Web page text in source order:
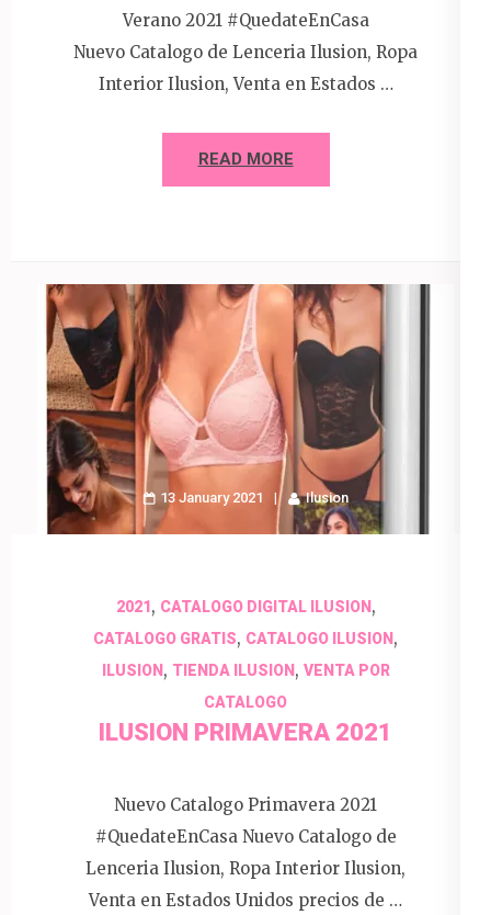
Verano 2021 #QuedateEnCasa
Nuevo Catalogo de Lenceria Ilusion, Ropa
Interior Ilusion, Venta en Estados …
READ MORE
13 January 2021 Ilusion
2021, CATALOGO DIGITAL ILUSION,
CATALOGO GRATIS, CATALOGO ILUSION ,
ILUSION, TIENDA ILUSION, VENTA POR
CATALOGO
ILUSION PRIMAVERA 2021
Nuevo Catalogo Primavera 2021
#QuedateEnCasa Nuevo Catalogo de
Lenceria Ilusion, Ropa Interior Ilusion,
Venta en Estados Unidos precios de …